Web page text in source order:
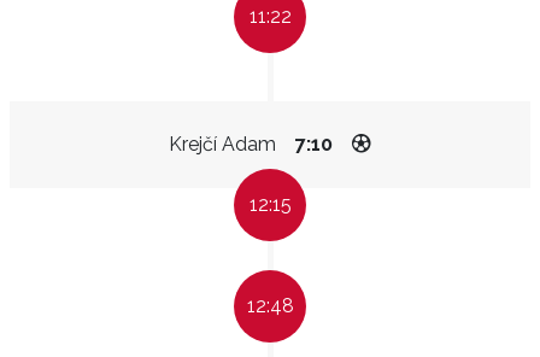
11:22
Krejčí Adam 7:10
12:15
12:48